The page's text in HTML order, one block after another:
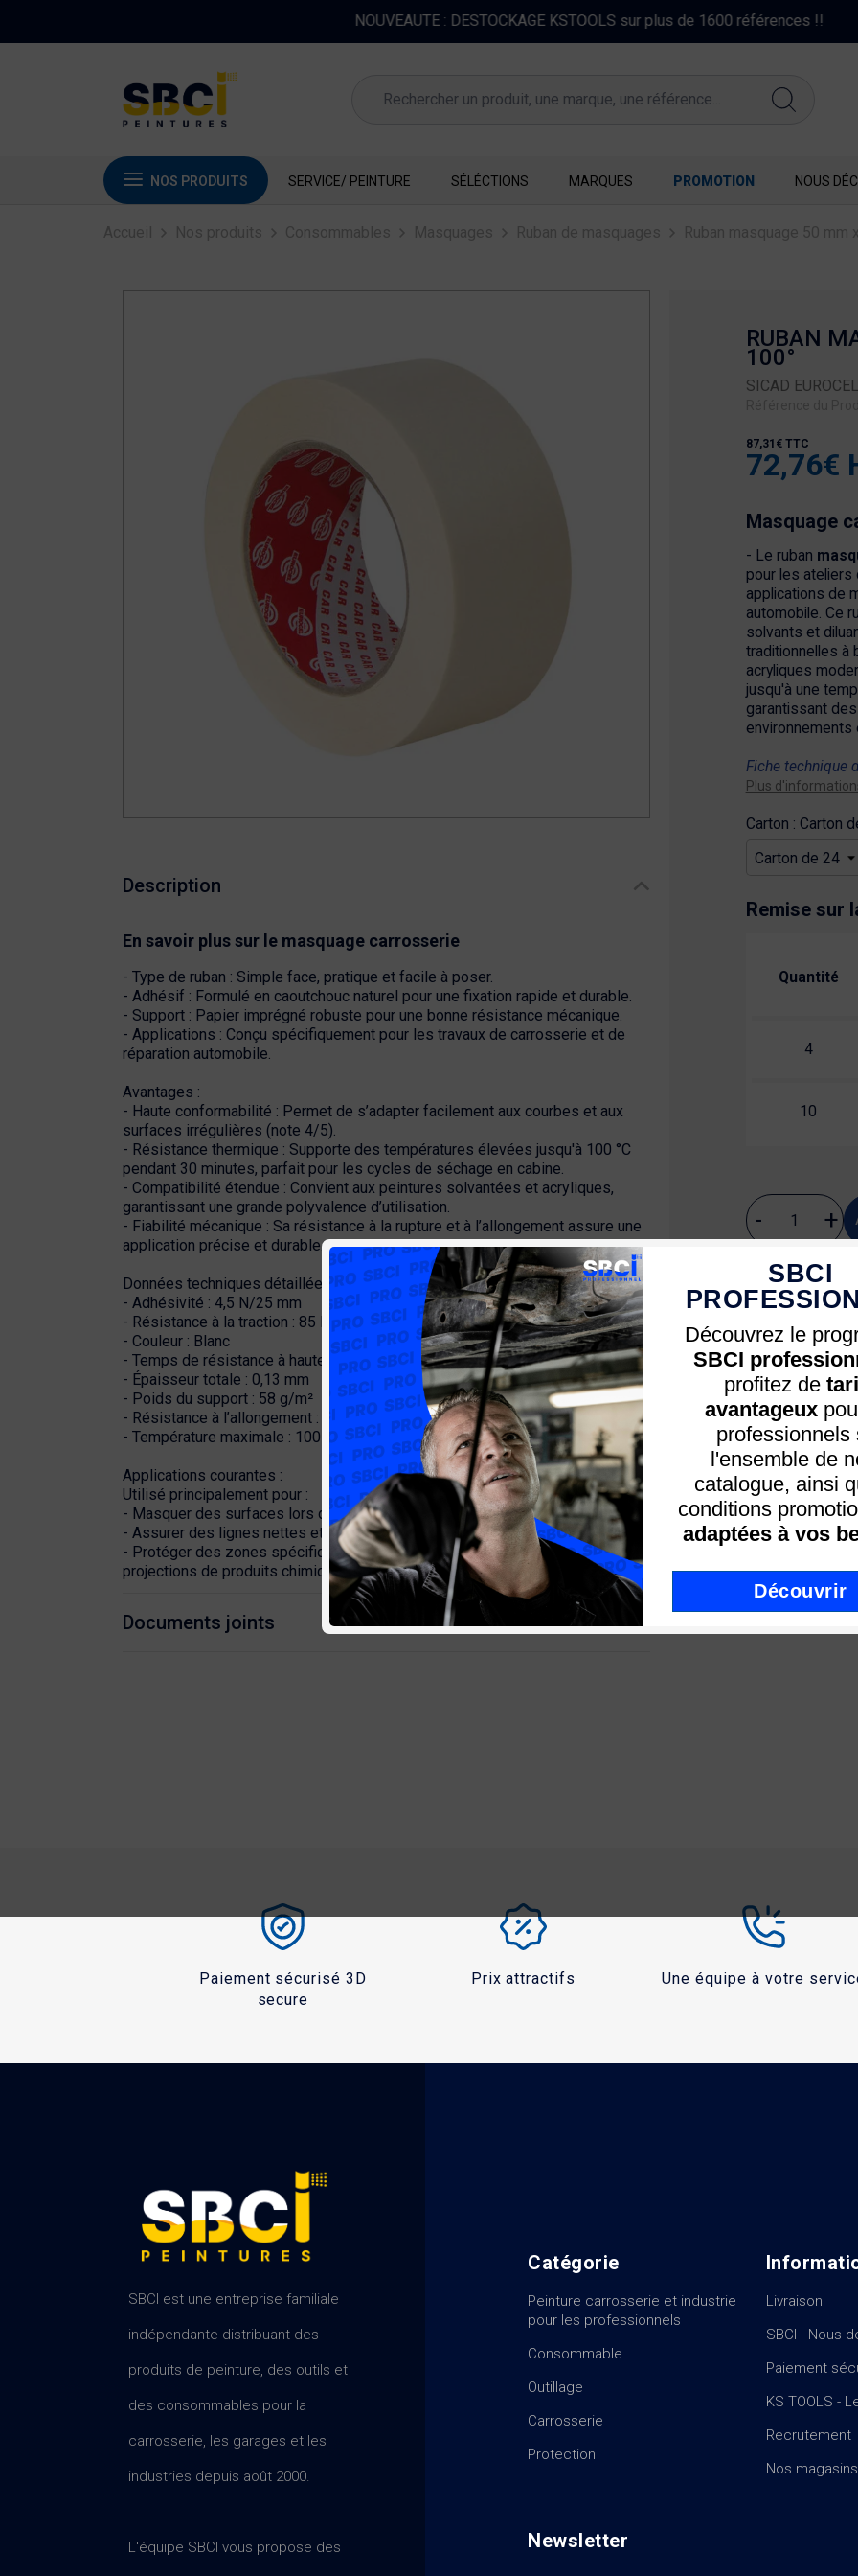
FERMETURE EXCEPTIONNELLE DU 10 AU 16 AOUT 2026
NOS PRODUITS SERVICE/ PEINTURE SÉLÉCTIONS MARQUES PROMOTION NOUS
Accueil Nos produits Consommables Masquages Ruban de masquages Ruban masquage 50 mm
Description
En savoir plus sur le masquage carrosserie
- Type de ruban : Simple face, pratique et facile à poser.
- Adhésif : Formulé en caoutchouc naturel pour une fixation rapide et durable.
- Support : Papier imprégné robuste pour une bonne résistance mécanique.
- Applications : Conçu spécifiquement pour les travaux de carrosserie et de
réparation automobile.
Avantages :
- Haute conformabilité : Permet de s’adapter facilement aux courbes et aux
surfaces irrégulières (note 4/5).
- Résistance thermique : Supporte des températures élevées jusqu'à 100 °C
pendant 30 minutes, parfait pour les cycles de séchage en cabine.
- Compatibilité étendue : Convient aux peintures solvantées et acryliques,
garantissant une grande polyvalence d’utilisation.
- Fiabilité mécanique : Sa résistance à la rupture et à l’allongement assure une
application précise et durable.
Données techniques détaillées :
- Adhésivité : 4,5 N/25 mm
- Résistance à la traction : 85 N/25 mm
- Couleur : Blanc
- Temps de résistance à haute température : 30 minutes
- Épaisseur totale : 0,13 mm
- Poids du support : 58 g/m²
- Résistance à l’allongement : 8,5 %
- Température maximale : 100 °C
Applications courantes :
Utilisé principalement pour :
- Masquer des surfaces lors de la peinture automobile.
- Assurer des lignes nettes et propres après le retrait du ruban.
- Protéger des zones spécifiques contre les éclaboussures de peinture ou les
projections de produits chimiques.
Documents joints
RUBAN
100°
SICAD EUROCEL
72,76€
87,31€ TTC
Masquage
- Le ruban
pour les
applications de
automobile. Ce
solvants et
traditionnelles à
acryliques
jusqu'à une
garantissant
environnements
Fiche technique
Plus
Carton : Carton
Remise sur
Quantité
4
10
Paiement
sécurisé
Une équipe à
service
Conseil ? Aide ?
Paiement sécurisé 3D
secure
Prix attractifs Une équipe à votre
SBCI est une entreprise familiale
indépendante distribuant des
produits de peinture, des outils et
des consommables pour la
carrosserie, les garages et les
industries depuis août 2000.
L'équipe SBCI vous propose des Newsletter
Catégorie
Peinture carrosserie et industrie
pour les professionnels
Consommable
Outillage
Carrosserie
Protection
Livraison
SBCI - Nous
Paiement
KS TOOLS -
Recrutement
Nos magasins
SBCI
Découvrez le
SBCI
profitez de
avantageux
professionnels
l'ensemble de
catalogue, ainsi
conditions
adaptées à vos
Découvrir